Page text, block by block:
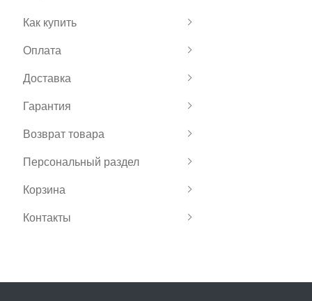
Как купить
Оплата
Доставка
Гарантия
Возврат товара
Персональный раздел
Корзина
Контакты